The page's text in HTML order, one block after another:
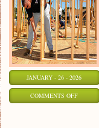
JANUARY - 26 - 2026
COMMENTS OFFON